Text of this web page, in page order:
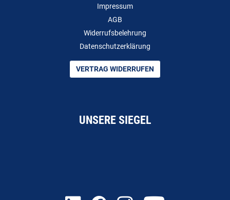
Impressum
AGB
Widerrufsbelehrung
Datenschutzerklärung
VERTRAG WIDERRUFEN
UNSERE SIEGEL